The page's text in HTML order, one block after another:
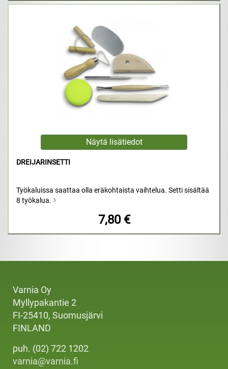
DREIJARINSETTI
Työkaluissa saattaa olla eräkohtaista vaihtelua. Setti sisältää
8 työkalua.
7,80 €
Varnia Oy
Myllypakantie 2
FI-25410, Suomusjärvi
FINLAND
puh. (02) 722 1202
varnia@varnia.fi